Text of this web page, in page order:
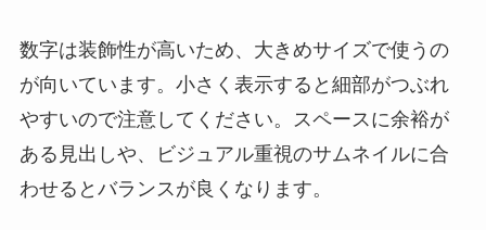
数字は装飾性が高いため、大きめサイズで使うの
が向いています。小さく表示すると細部がつぶれ
やすいので注意してください。スペースに余裕が
ある見出しや、ビジュアル重視のサムネイルに合
わせるとバランスが良くなります。